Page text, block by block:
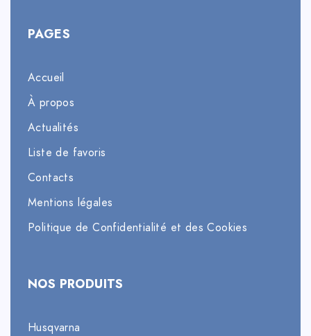
PAGES
Accueil
À propos
Actualités
Liste de favoris
Contacts
Mentions légales
Politique de Confidentialité et des Cookies
NOS PRODUITS
Husqvarna